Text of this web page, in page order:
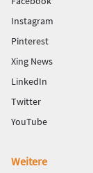
Instagram
Pinterest
Xing News
LinkedIn
Twitter
YouTube
Weitere